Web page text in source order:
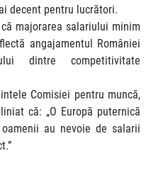
decent pentru lucrători.
majorarea salariului minim
angajamentul României
dintre competitivitate
Comisiei pentru muncă,
că: „O Europă puternică
au nevoie de salarii